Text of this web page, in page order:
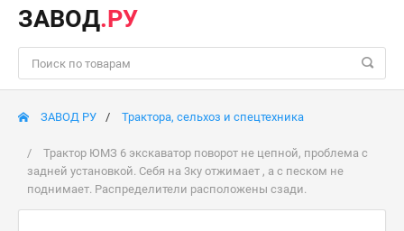
ЗАВОД.РУ
ЗАВОД РУ Трактора, сельхоз и спецтехника
Трактор ЮМЗ 6 экскаватор поворот не цепной, проблема с
задней установкой. Себя на 3ку отжимает , а с песком не
поднимает. Распределители расположены сзади.